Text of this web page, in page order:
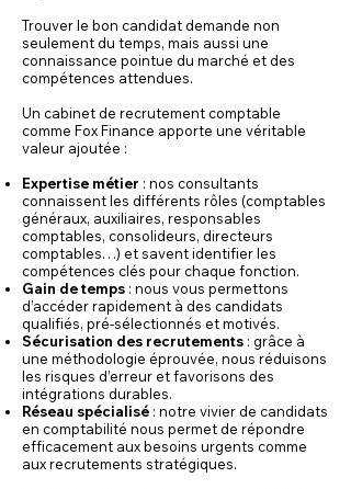
Trouver le bon candidat demande non
seulement du temps, mais aussi une
connaissance pointue du marché et des
compétences attendues.
Un cabinet de recrutement comptable
comme Fox Finance apporte une véritable
valeur ajoutée :
Expertise métier : nos consultants
connaissent les différents rôles (comptables
généraux, auxiliaires, responsables
comptables, consolideurs, directeurs
comptables…) et savent identifier les
compétences clés pour chaque fonction.
Gain de temps : nous vous permettons
d’accéder rapidement à des candidats
qualifiés, pré-sélectionnés et motivés.
Sécurisation des recrutements : grâce à
une méthodologie éprouvée, nous réduisons
les risques d’erreur et favorisons des
intégrations durables.
Réseau spécialisé : notre vivier de candidats
en comptabilité nous permet de répondre
efficacement aux besoins urgents comme
aux recrutements stratégiques.